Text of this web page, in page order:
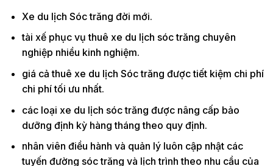
Xe du lịch Sóc trăng đời mới.
tài xế phục vụ thuê xe du lịch sóc trăng chuyên
nghiệp nhiều kinh nghiệm.
giá cả thuê xe du lịch Sóc trăng được tiết kiệm chi phí
chi phí tối ưu nhất.
các loại xe du lịch sóc trăng được nâng cấp bảo
dưỡng định kỳ hàng tháng theo quy định.
nhân viên điều hành và quản lý luôn cập nhật các
tuyến đường sóc trăng và lịch trình theo nhu cầu của